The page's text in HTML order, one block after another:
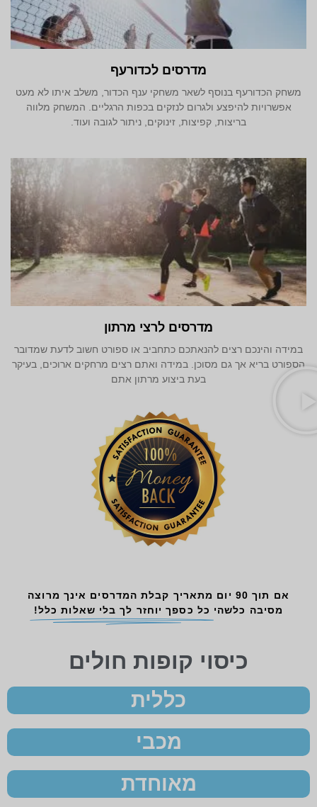
מדרסים לכדורעף
משחק הכדורעף בנוסף לשאר משחקי ענף הכדור, משלב איתו לא מעט
אפשרויות להיפצע ולגרום לנזקים בכפות הרגליים. המשחק מלווה
בריצות, קפיצות, זינוקים, ניתור לגובה ועוד.
מדרסים לרצי מרתון
במידה והינכם רצים להנאתכם כתחביב או ספורט חשוב לדעת שמדובר
הספורט בריא אך גם מסוכן. במידה ואתם רצים מרחקים ארוכים, בעיקר
בעת ביצוע מרתון אתם
אם תוך 90 יום מתאריך קבלת המדרסים אינך מרוצה
מסיבה כלשהי כל כספך יוחזר לך בלי שאלות כלל!
כיסוי קופות חולים
כללית
מכבי
מאוחדת